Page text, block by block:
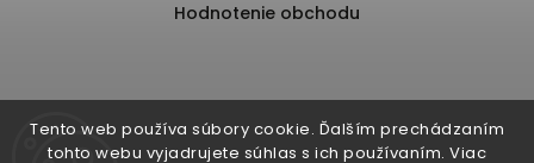
Tento web používa súbory cookie. Ďalším prechádzaním
tohto webu vyjadrujete súhlas s ich používaním. Viac
Hodnotenie obchodu